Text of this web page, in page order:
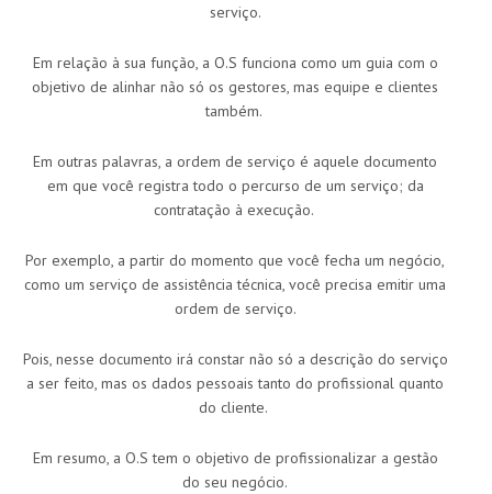
serviço.
Em relação à sua função, a O.S funciona como um guia com o
objetivo de alinhar não só os gestores, mas equipe e clientes
também.
Em outras palavras, a ordem de serviço é aquele documento
em que você registra todo o percurso de um serviço; da
contratação à execução.
Por exemplo, a partir do momento que você fecha um negócio,
como um serviço de assistência técnica, você precisa emitir uma
ordem de serviço.
Pois, nesse documento irá constar não só a descrição do serviço
a ser feito, mas os dados pessoais tanto do profissional quanto
do cliente.
Em resumo, a O.S tem o objetivo de profissionalizar a gestão
do seu negócio.